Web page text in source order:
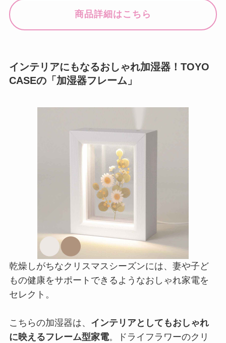
商品詳細はこちら
インテリアにもなるおしゃれ加湿器！TOYO
CASEの「加湿器フレーム」
乾燥しがちなクリスマスシーズンには、妻や子ど
もの健康をサポートできるようなおしゃれ家電を
セレクト。
こちらの加湿器は、 インテリアとしてもおしゃれ
に映えるフレーム型家電。ドライフラワーのクリ